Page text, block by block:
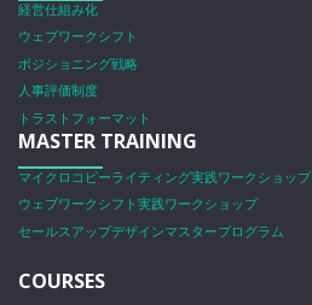
経営仕組み化
ウェブワークシフト
ポジショニング戦略
人事評価制度
トラストフォーマット
MASTER TRAINING
マイクロコピーライティング実践ワークショップ
ウェブワークシフト実践ワークショップ
セールスアップデザインマスタープログラム
COURSES